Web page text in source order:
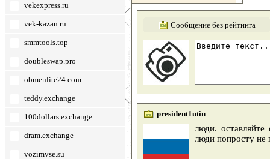
vekexpress.ru
vek-kazan.ru
smmtools.top
doubleswap.pro
obmenlite24.com
teddy.exchange
100dollars.exchange
dram.exchange
vozimvse.su
Сообщение без рейтинга
president1utin
люди.
люди попросту не